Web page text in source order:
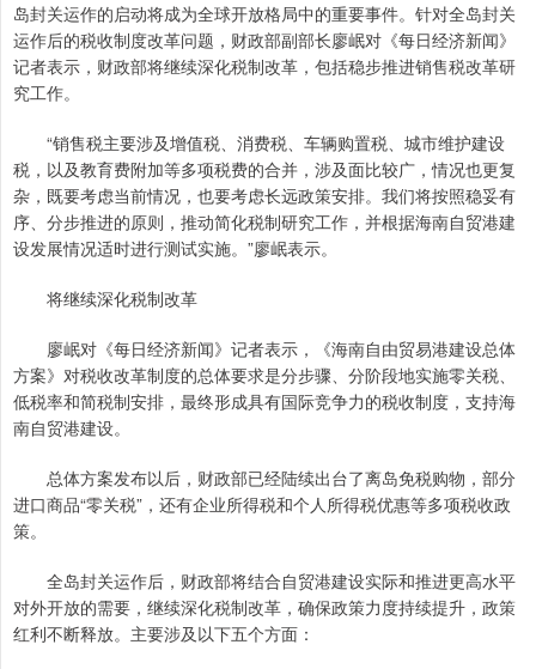
岛封关运作的启动将成为全球开放格局中的重要事件。针对全岛封关
运作后的税收制度改革问题，财政部副部长廖岷对《每日经济新闻》
记者表示，财政部将继续深化税制改革，包括稳步推进销售税改革研
究工作。
“销售税主要涉及增值税、消费税、车辆购置税、城市维护建设
税，以及教育费附加等多项税费的合并，涉及面比较广，情况也更复
杂，既要考虑当前情况，也要考虑长远政策安排。我们将按照稳妥有
序、分步推进的原则，推动简化税制研究工作，并根据海南自贸港建
设发展情况适时进行测试实施。”廖岷表示。
将继续深化税制改革
廖岷对《每日经济新闻》记者表示，《海南自由贸易港建设总体
方案》对税收改革制度的总体要求是分步骤、分阶段地实施零关税、
低税率和简税制安排，最终形成具有国际竞争力的税收制度，支持海
南自贸港建设。
总体方案发布以后，财政部已经陆续出台了离岛免税购物，部分
进口商品“零关税”，还有企业所得税和个人所得税优惠等多项税收政
策。
全岛封关运作后，财政部将结合自贸港建设实际和推进更高水平
对外开放的需要，继续深化税制改革，确保政策力度持续提升，政策
红利不断释放。主要涉及以下五个方面：